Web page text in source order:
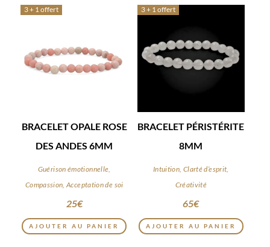
3 + 1 offert
BRACELET OPALE ROSE
DES ANDES 6MM
Guérison émotionnelle,
Compassion, Acceptation de soi
25€
AJOUTER AU PANIER
3 + 1 offert
BRACELET PÉRISTÉRITE
8MM
Intuition, Clarté d’esprit,
Créativité
65€
AJOUTER AU PANIER